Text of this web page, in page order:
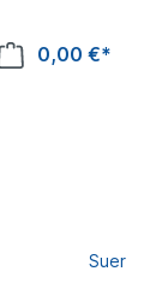
0,00 €*
Suer